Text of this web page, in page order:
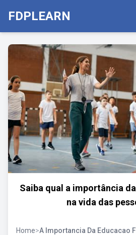
FDPLEARN
Saiba qual a importância
na vida das
Home>A Importancia Da Educacao